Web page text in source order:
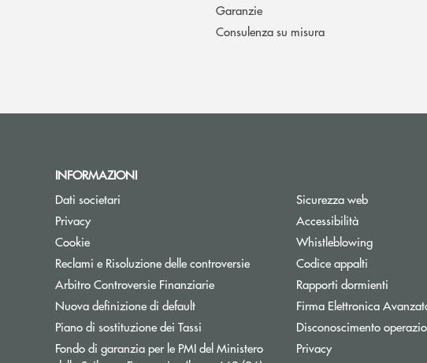
Garanzie
Consulenza su misura
INFORMAZIONI
Dati societari
Privacy
Cookie
Reclami e Risoluzione delle controversie
Arbitro Controversie FinanziarieApre una nuova finestra
Nuova definizione di default
Piano di sostituzione dei Tassi Apre una nuova finestra
Fondo di garanzia per le PMI del Ministero
Sicurezza web
Accessibilità
Whistleblowing
Codice appalti
Rapporti dormienti
Firma Elettronica
Disconoscimento
Privacy